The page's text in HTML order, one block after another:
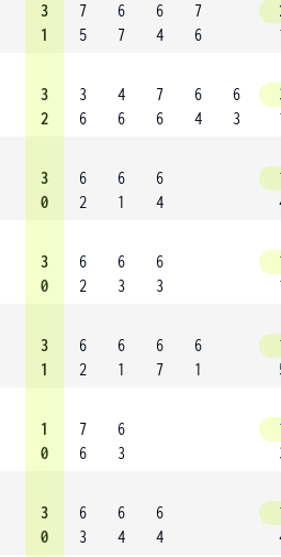
3
1
7
5
6
7
6
4
7
6
3
2
3
6
4
6
7
6
6
4
6
3
3
0
6
2
6
1
6
4
3
0
6
2
6
3
6
3
3
1
6
2
6
1
6
7
6
1
1
0
7
6
6
3
3
0
6
3
6
4
6
4